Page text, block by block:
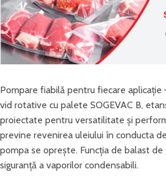
Pompare fiabilă pentru fiecare
vid rotative cu palete SOGEVAC B,
proiectate pentru versatilitate și
previne revenirea uleiului în conducta
pompa se oprește. Funcția de balast
siguranță a vaporilor condensabili.